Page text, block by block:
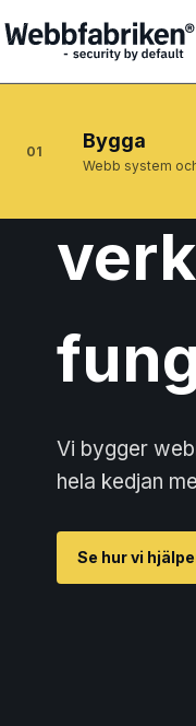
Vi bygger
hela kedjan
Se hur vi
01 Bygga
Webb system